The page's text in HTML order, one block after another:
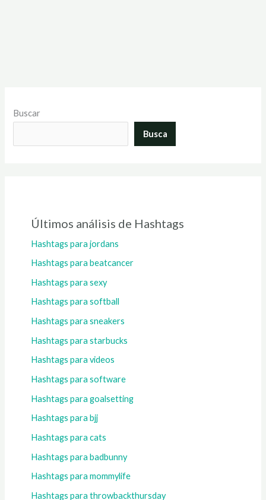
Buscar
Busca
Últimos análisis de Hashtags
Hashtags para jordans
Hashtags para beatcancer
Hashtags para sexy
Hashtags para softball
Hashtags para sneakers
Hashtags para starbucks
Hashtags para videos
Hashtags para software
Hashtags para goalsetting
Hashtags para bjj
Hashtags para cats
Hashtags para badbunny
Hashtags para mommylife
Hashtags para throwbackthursday